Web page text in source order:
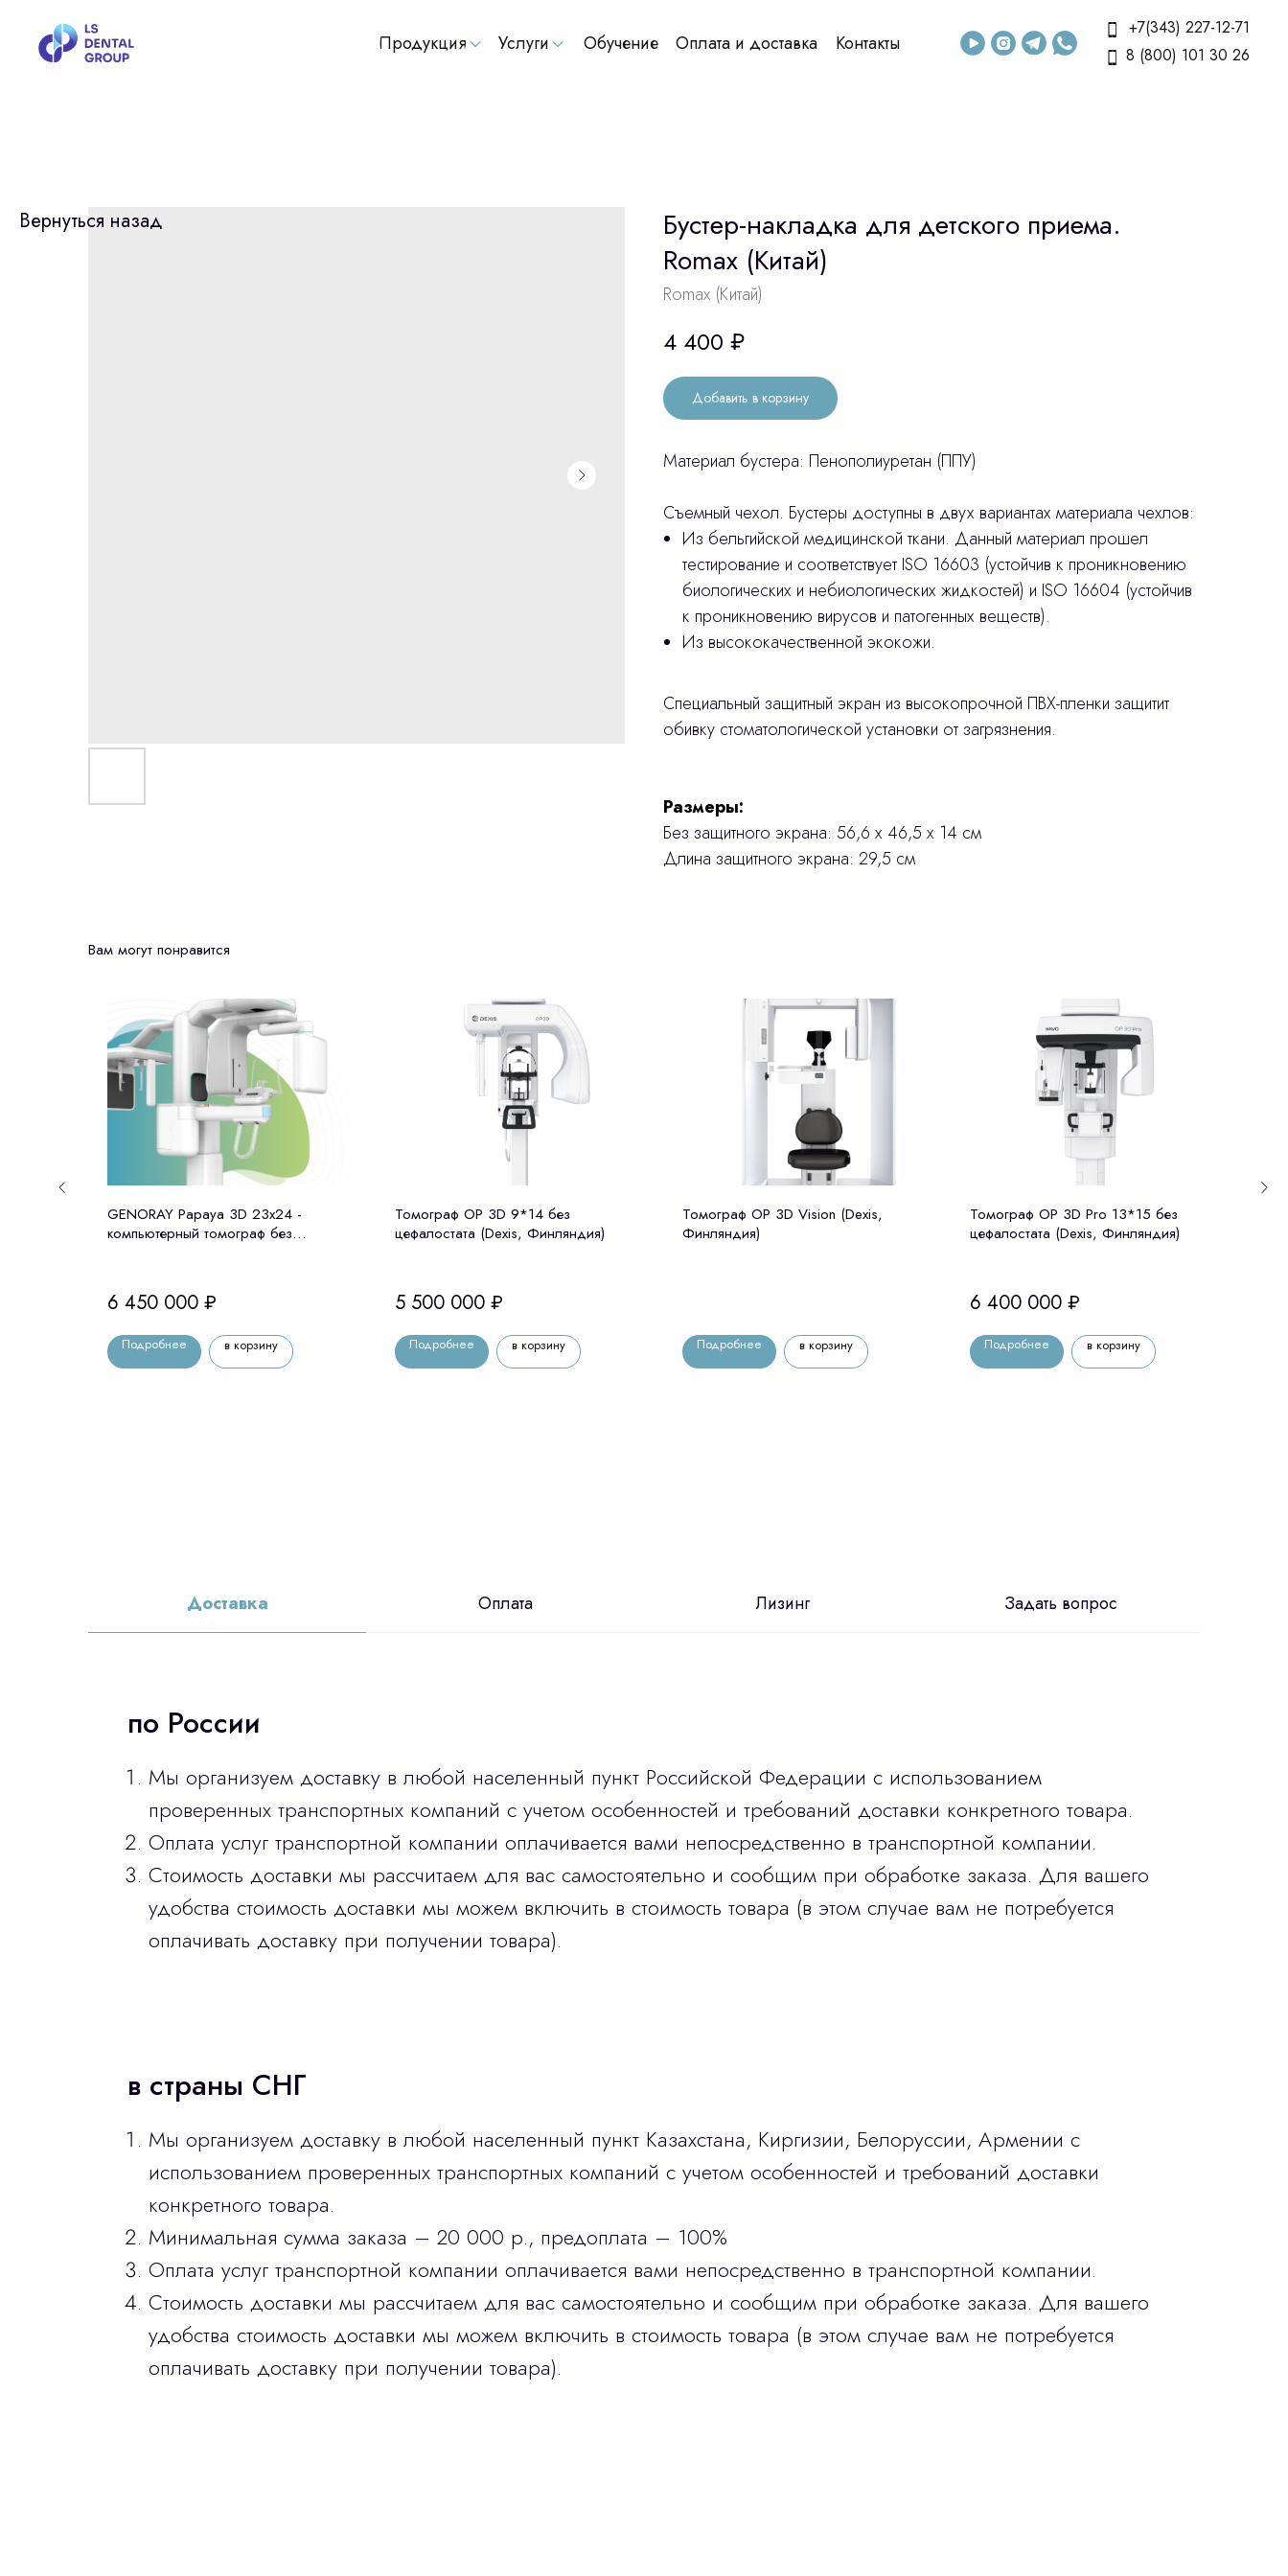
Обучение
Продукция Услуги Оплата и доставка Контакты
+7(343) 227-12-71
8 (800) 101 30 26
Вернуться назад
Бустер-накладка для детского приема.
Romax (Китай)
Romax (Китай)
4 400 ₽
Добавить в корзину
Материал бустера: Пенополиуретан (ППУ)
Съемный чехол. Бустеры доступны в двух вариантах материала чехлов:
Из бельгийской медицинской ткани. Данный материал прошел
тестирование и соответствует ISO 16603 (устойчив к проникновению
биологических и небиологических жидкостей) и ISO 16604 (устойчив
к проникновению вирусов и патогенных веществ).
Из высококачественной экокожи.
Специальный защитный экран из высокопрочной ПВХ-пленки защитит
обивку стоматологической установки от загрязнения.
Размеры:
Без защитного экрана: 56,6 х 46,5 х 14 см
Длина защитного экрана: 29,5 см
Вам могут понравится
GENORAY Papaya 3D 23x24 -
компьютерный томограф без
6 450 000 ₽
Подробнее в корзину
Томограф OP 3D 9*14 без
цефалостата (Dexis, Финляндия)
5 500 000 ₽
Подробнее в корзину
Томограф OP 3D Vision (Dexis,
Финляндия)
Подробнее в корзину
Томограф OP 3D Pro 13*15 без
цефалостата (Dexis, Финляндия)
6 400 000 ₽
Подробнее в корзину
Доставка Оплата Лизинг Задать вопрос
по России
Мы организуем доставку в любой населенный пункт Российской Федерации с использованием
проверенных транспортных компаний с учетом особенностей и требований доставки конкретного товара.
Оплата услуг транспортной компании оплачивается вами непосредственно в транспортной компании.
Стоимость доставки мы рассчитаем для вас самостоятельно и сообщим при обработке заказа. Для вашего
удобства стоимость доставки мы можем включить в стоимость товара (в этом случае вам не потребуется
оплачивать доставку при получении товара).
в страны СНГ
Мы организуем доставку в любой населенный пункт Казахстана, Киргизии, Белоруссии, Армении с
использованием проверенных транспортных компаний с учетом особенностей и требований доставки
конкретного товара.
Минимальная сумма заказа – 20 000 р., предоплата – 100%
Оплата услуг транспортной компании оплачивается вами непосредственно в транспортной компании.
Стоимость доставки мы рассчитаем для вас самостоятельно и сообщим при обработке заказа. Для вашего
удобства стоимость доставки мы можем включить в стоимость товара (в этом случае вам не потребуется
оплачивать доставку при получении товара).